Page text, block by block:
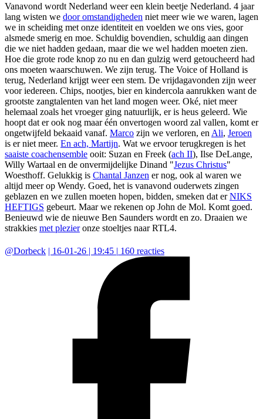
Vanavond wordt Nederland weer een klein beetje Nederland. 4 jaar
lang wisten we door omstandigheden niet meer wie we waren, lagen
we in scheiding met onze identiteit en voelden we ons vies, goor
alsmede smerig en moe. Schuldig bovendien, schuldig aan dingen
die we niet hadden gedaan, maar die we wel hadden moeten zien.
Hoe die grote rode knop zo nu en dan gulzig werd getoucheerd had
ons moeten waarschuwen. We zijn terug. The Voice of Holland is
terug, Nederland krijgt weer een stem. De vrijdagavonden zijn weer
voor iedereen. Chips, nootjes, bier en kindercola aanrukken want de
grootste zangtalenten van het land mogen weer. Oké, niet meer
helemaal zoals het vroeger ging natuurlijk, er is heus geleerd. Wie
hoopt dat er ook nog maar één onvertogen woord zal vallen, komt er
ongetwijfeld bekaaid vanaf. Marco zijn we verloren, en Ali, Jeroen
is er niet meer. En ach, Martijn. Wat we ervoor terugkregen is het
saaiste coachensemble ooit: Suzan en Freek (ach II), Ilse DeLange,
Willy Wartaal en de onvermijdelijke Dinand "Jezus Christus"
Woesthoff. Gelukkig is Chantal Janzen er nog, ook al waren we
altijd meer op Wendy. Goed, het is vanavond ouderwets zingen
geblazen en we zullen moeten hopen, bidden, smeken dat erNIKS
HEFTIGS gebeurt. Maar we rekenen op John de Mol. Komt goed.
Benieuwd wie de nieuwe Ben Saunders wordt en zo. Draaien we
strakkies met plezieronze stoeltjes naar RTL4.
@Dorbeck | 16-01-26 | 19:45 | 160 reacties